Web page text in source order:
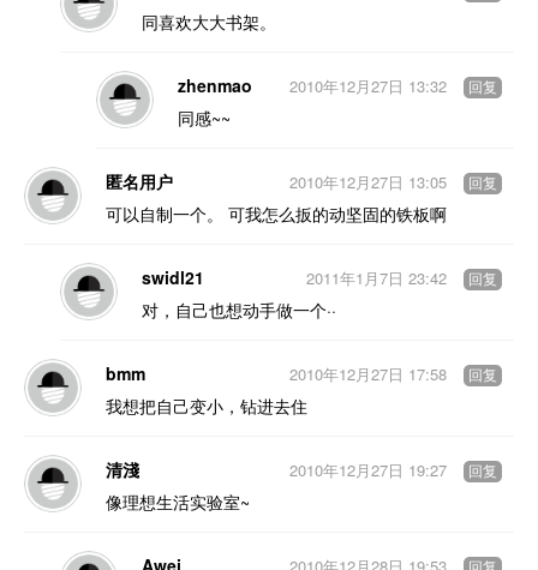
同喜欢大大书架。
zhenmao
同感~~
2010年12月27日 13:32 回复
匿名用户
可以自制一个。 可我怎么扳的动坚固的铁板啊
2010年12月27日 13:05 回复
swidl21
对，自己也想动手做一个··
2011年1月7日 23:42 回复
bmm
我想把自己变小，钻进去住
2010年12月27日 17:58 回复
清淺
像理想生活实验室~
2010年12月27日 19:27 回复
Awei